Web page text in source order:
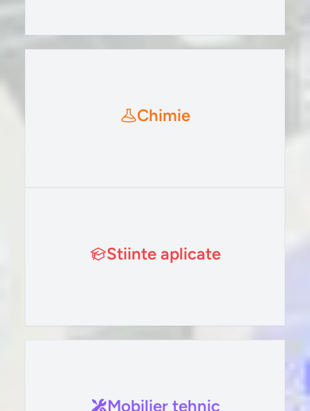
Chimie
Stiinte aplicate
Mobilier tehnic